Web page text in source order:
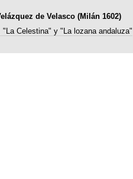
de Velasco (Milán 1602)
Celestina" y "La lozana andaluza"